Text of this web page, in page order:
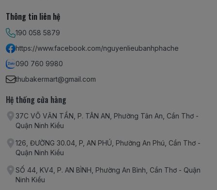
Thông tin liên hệ
190 058 5879
https://www.facebook.com/nguyenlieubanhphache
090 760 9980
thubakermart@gmail.com
Hệ thống cửa hàng
37C VÕ VĂN TẦN, P. TÂN AN, Phường Tân An, Cần Thơ -
Quận Ninh Kiều
126, ĐƯỜNG 30.04, P, AN PHÚ, Phường An Phú, Cần Thơ -
Quận Ninh Kiều
SỐ 44, KV4, P. AN BÌNH, Phường An Bình, Cần Thơ - Quận
Ninh Kiều